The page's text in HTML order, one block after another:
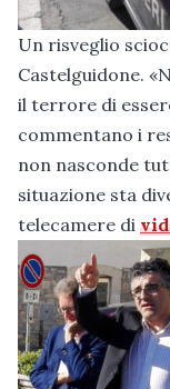
Un risveglio
Castelguidone.
il terrore di
commentano i
non nasconde
situazione sta
telecamere di